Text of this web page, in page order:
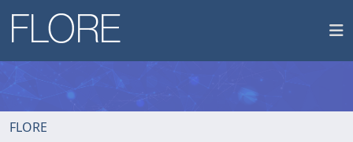
FLORE